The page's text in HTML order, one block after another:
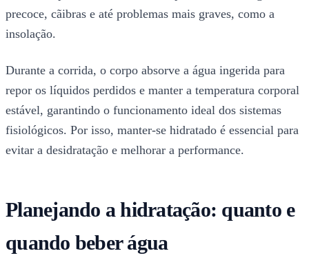
precoce, cãibras e até problemas mais graves, como a
insolação.
Durante a corrida, o corpo absorve a água ingerida para
repor os líquidos perdidos e manter a temperatura corporal
estável, garantindo o funcionamento ideal dos sistemas
fisiológicos. Por isso, manter-se hidratado é essencial para
evitar a desidratação e melhorar a performance.
Planejando a hidratação: quanto e
quando beber água